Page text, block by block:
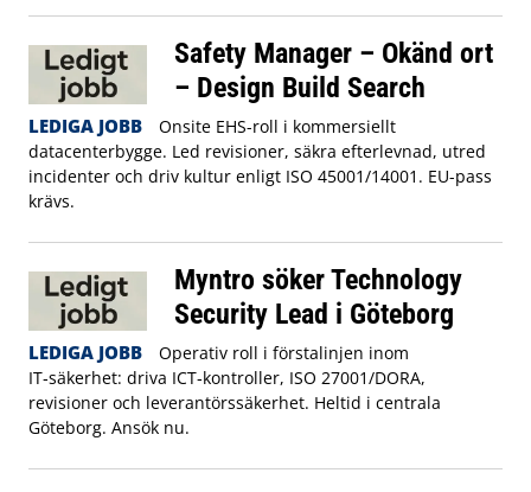
Safety Manager – Okänd ort
– Design Build Search
LEDIGA JOBB
Onsite EHS-roll i kommersiellt
datacenterbygge. Led revisioner, säkra efterlevnad, utred
incidenter och driv kultur enligt ISO 45001/14001. EU-pass
krävs.
Myntro söker Technology
Security Lead i Göteborg
LEDIGA JOBB
Operativ roll i förstalinjen inom
IT‑säkerhet: driva ICT‑kontroller, ISO 27001/DORA,
revisioner och leverantörssäkerhet. Heltid i centrala
Göteborg. Ansök nu.